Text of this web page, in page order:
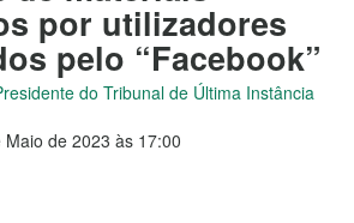
por utilizadores
pelo “Facebook”
do Tribunal de Última Instância
Maio de 2023 às 17:00